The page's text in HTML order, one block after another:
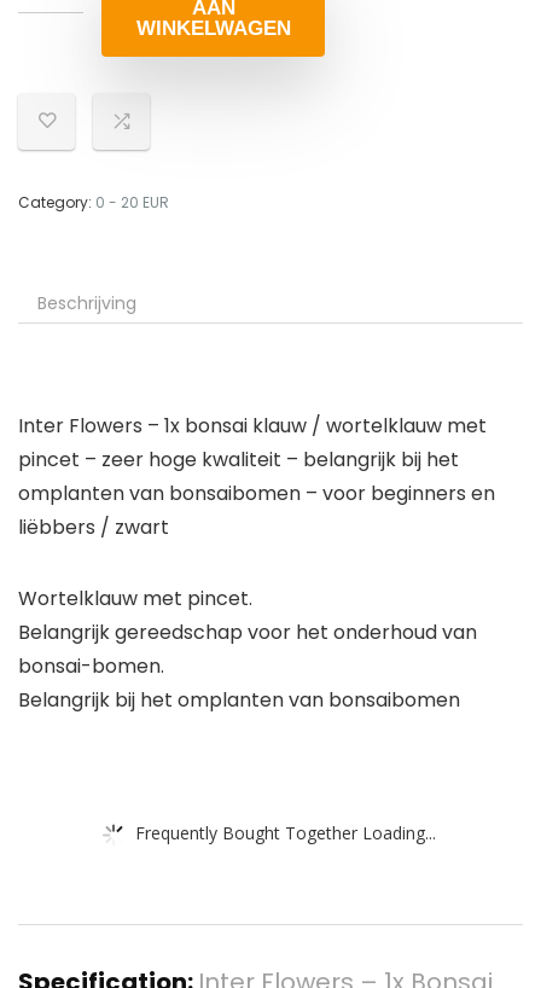
AAN
WINKELWAGEN
Category: 0 - 20 EUR
Beschrijving
Inter Flowers – 1x bonsai klauw / wortelklauw met
pincet – zeer hoge kwaliteit – belangrijk bij het
omplanten van bonsaibomen – voor beginners en
liëbbers / zwart
Wortelklauw met pincet.
Belangrijk gereedschap voor het onderhoud van
bonsai-bomen.
Belangrijk bij het omplanten van bonsaibomen
Frequently Bought Together Loading...